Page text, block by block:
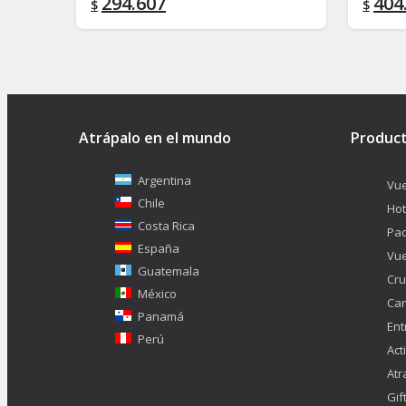
$ $
Atrápalo en el mundo
Argentina
Chile
Costa Rica
España
Guatemala
México
Panamá
Perú